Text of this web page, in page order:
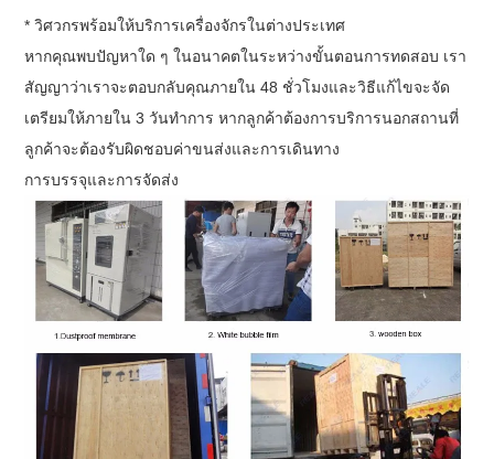
* วิศวกรพร้อมให้บริการเครื่องจักรในต่างประเทศ
หากคุณพบปัญหาใด ๆ ในอนาคตในระหว่างขั้นตอนการทดสอบ เรา
สัญญาว่าเราจะตอบกลับคุณภายใน 48 ชั่วโมงและวิธีแก้ไขจะจัด
เตรียมให้ภายใน 3 วันทำการ หากลูกค้าต้องการบริการนอกสถานที่
ลูกค้าจะต้องรับผิดชอบค่าขนส่งและการเดินทาง
การบรรจุและการจัดส่ง